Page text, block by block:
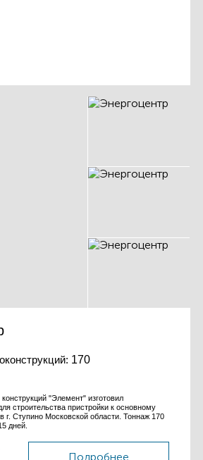
170
"Элемент" изготовил
строительства пристройки к основному
г. Ступино Московской области. Тоннаж 170
дней.
Подробнее